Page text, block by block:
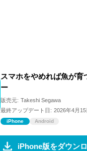
スマホをやめれば魚が育
ー
販売元: Takeshi Segawa
最終アップデート日: 2026年4月15
iPhone Android
iPhone版をダウン